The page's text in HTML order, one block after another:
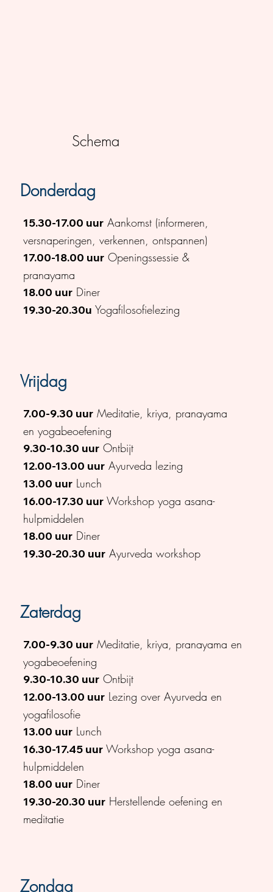
Schema
Donderdag
15.30-17.00 uurAankomst (informeren,
versnaperingen, verkennen, ontspannen)
17.00-18.00 uurOpeningssessie &
pranayama
18.00 uurDiner
19.30-20.30u Yogafilosofielezing
Vrijdag
7.00-9.30 uurMeditatie, kriya, pranayama
en yogabeoefening
9.30-10.30 uurOntbijt
12.00-13.00 uurAyurveda lezing
13.00 uurLunch
16.00-17.30 uurWorkshop yoga asana-
hulpmiddelen
18.00 uurDiner
19.30-20.30 uurAyurveda workshop
Zaterdag
7.00-9.30 uurMeditatie, kriya, pranayama en
yogabeoefening
9.30-10.30 uurOntbijt
12.00-13.00 uurLezing over Ayurveda en
yogafilosofie
13.00 uurLunch
16.30-17.45 uurWorkshop yoga asana-
hulpmiddelen
18.00 uurDiner
19.30-20.30 uurHerstellende oefening en
meditatie
Zondag